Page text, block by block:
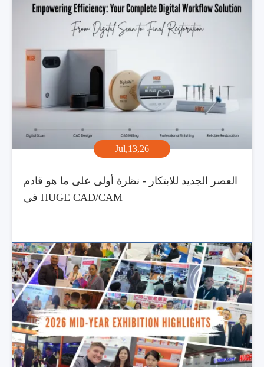
Jul,13,26
العصر الجديد للابتكار - نظرة أولى على ما هو قادم
في HUGE CAD/CAM